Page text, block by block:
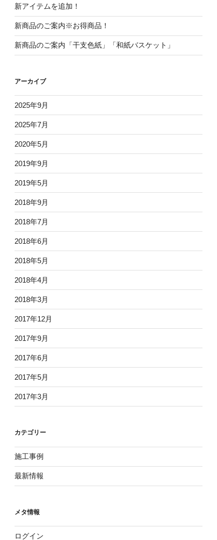
新アイテムを追加！
新商品のご案内※お得商品！
新商品のご案内「干支色紙」「和紙バスケット」
アーカイブ
2025年9月
2025年7月
2020年5月
2019年9月
2019年5月
2018年9月
2018年7月
2018年6月
2018年5月
2018年4月
2018年3月
2017年12月
2017年9月
2017年6月
2017年5月
2017年3月
カテゴリー
施工事例
最新情報
メタ情報
ログイン